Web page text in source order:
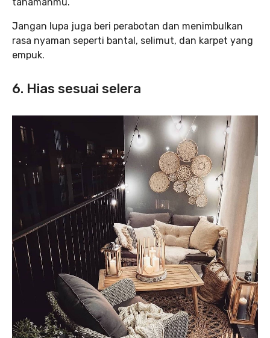
Jangan lupa juga beri perabotan dan menimbulkan
rasa nyaman seperti bantal, selimut, dan karpet yang
empuk.
6. Hias sesuai selera